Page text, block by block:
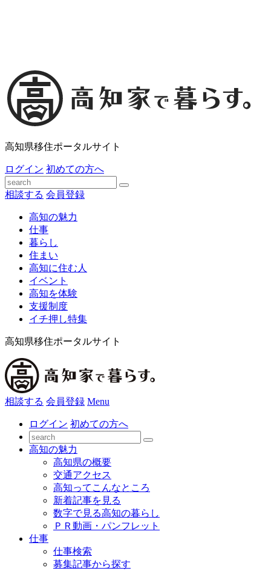
高知県移住ポータルサイト
ログイン 初めての方へ
相談する 会員登録
高知の魅力
仕事
暮らし
住まい
高知に住む人
イベント
高知を体験
支援制度
イチ押し特集
高知県移住ポータルサイト
相談する 会員登録 Menu
ログイン 初めての方へ
高知の魅力
高知県の概要
交通アクセス
高知ってこんなところ
新着記事を見る
数字で見る高知の暮らし
ＰＲ動画・パンフレット
仕事
仕事検索
募集記事から探す